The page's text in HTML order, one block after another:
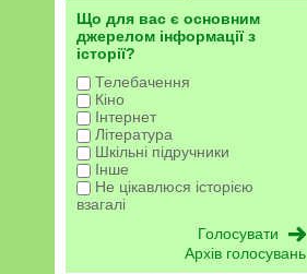
Що для вас є основним
джерелом інформації з
історії?
Телебачення
Кіно
Інтернет
Література
Шкільні підручники
Інше
Не цікавлюся історією
взагалі
Архів голосувань